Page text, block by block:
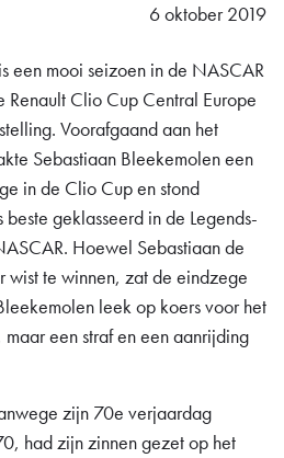
6 oktober 2019
een mooi seizoen in de NASCAR
Renault Clio Cup Central Europe
Voorafgaand aan het
Sebastiaan Bleekemolen een
in de Clio Cup en stond
geklasseerd in de Legends-
Hoewel Sebastiaan de
te winnen, zat de eindzege
leek op koers voor het
een straf en een aanrijding
zijn 70e verjaardag
had zijn zinnen gezet op het